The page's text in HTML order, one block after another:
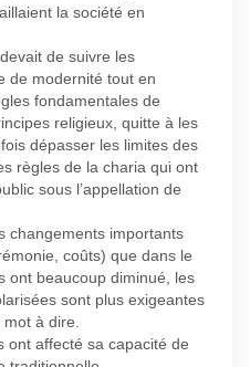
la société en
de suivre les
de modernité tout en
fondamentales de
religieux, quitte à les
dépasser les limites des
règles de la charia qui ont
sous l’appellation de
changements importants
coûts) que dans le
ont beaucoup diminué, les
sont plus exigeantes
à dire.
ont affecté sa capacité de